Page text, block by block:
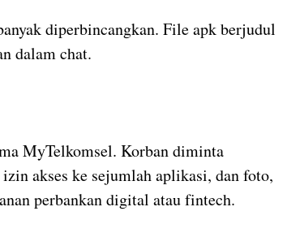
diperbincangkan. File apk berjudul
dalam chat.
MyTelkomsel. Korban diminta
akses ke sejumlah aplikasi, dan foto,
perbankan digital atau fintech.